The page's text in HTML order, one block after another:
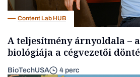
Content Lab HUB
A teljesítmény árnyoldala –
biológiája a cégvezetői
BioTechUSA 4 perc